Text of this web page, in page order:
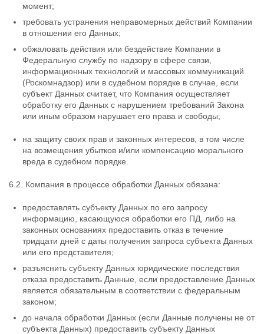
момент;
требовать устранения неправомерных действий Компании
в отношении его Данных;
обжаловать действия или бездействие Компании в
Федеральную службу по надзору в сфере связи,
информационных технологий и массовых коммуникаций
(Роскомнадзор) или в судебном порядке в случае, если
субъект Данных считает, что Компания осуществляет
обработку его Данных с нарушением требований Закона
или иным образом нарушает его права и свободы;
на защиту своих прав и законных интересов, в том числе
на возмещения убытков и/или компенсацию морального
вреда в судебном порядке.
6.2. Компания в процессе обработки Данных обязана:
предоставлять субъекту Данных по его запросу
информацию, касающуюся обработки его ПД, либо на
законных основаниях предоставить отказ в течение
тридцати дней с даты получения запроса субъекта Данных
или его представителя;
разъяснить субъекту Данных юридические последствия
отказа предоставить Данные, если предоставление Данных
является обязательным в соответствии с федеральным
законом;
до начала обработки Данных (если Данные получены не от
субъекта Данных) предоставить субъекту Данных